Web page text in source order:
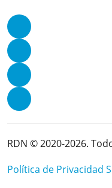
RDN © 2020-2026.
Política de Privacidad